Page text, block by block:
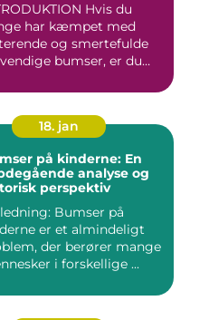
Hvis du
har kæmpet med
og smertefulde
bumser, er du
18. jan
på kinderne: En
analyse og
perspektiv
Bumser på
er et almindeligt
der berører mange
i forskellige ...